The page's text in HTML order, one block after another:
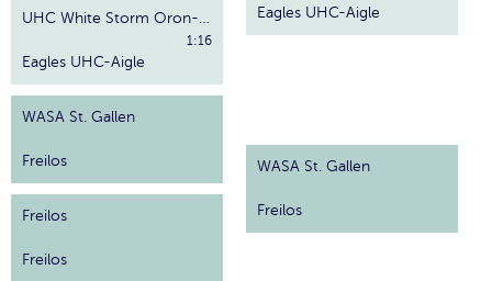
UHC White Storm Oron-la-Ville
Eagles UHC-Aigle
1:16
WASA St. Gallen
Freilos
Freilos
Freilos
Eagles UHC-Aigle
WASA St. Gallen
Freilos